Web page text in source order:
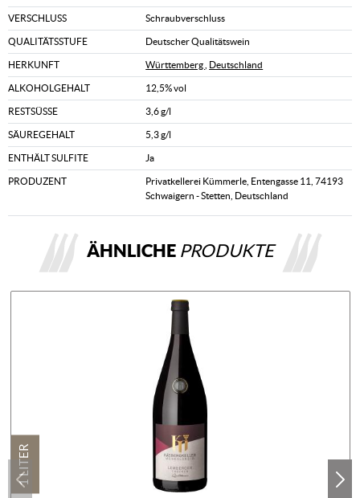
VERSCHLUSS Schraubverschluss
QUALITÄTSSTUFE Deutscher Qualitätswein
HERKUNFT Württemberg Deutschland
ALKOHOLGEHALT 12,5% vol
RESTSÜSSE 3,6 g/l
SÄUREGEHALT 5,3 g/l
ENTHÄLT SULFITE Ja
PRODUZENT
Privatkellerei Kümmerle, Entengasse 11, 74193
Schwaigern - Stetten, Deutschland
ÄHNLICHE PRODUKTE
1 LITER